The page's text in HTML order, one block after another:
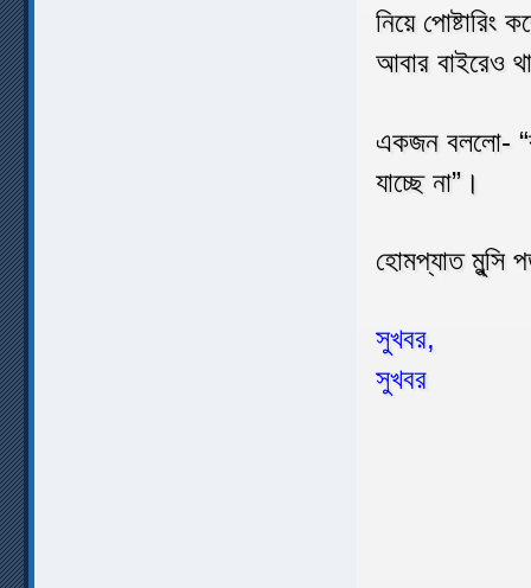
নিয়ে
আবার বাইরেও
একজন বললো-
যাচ্ছে না”।
হোমপ্যাত মুন্সি
সুখবর